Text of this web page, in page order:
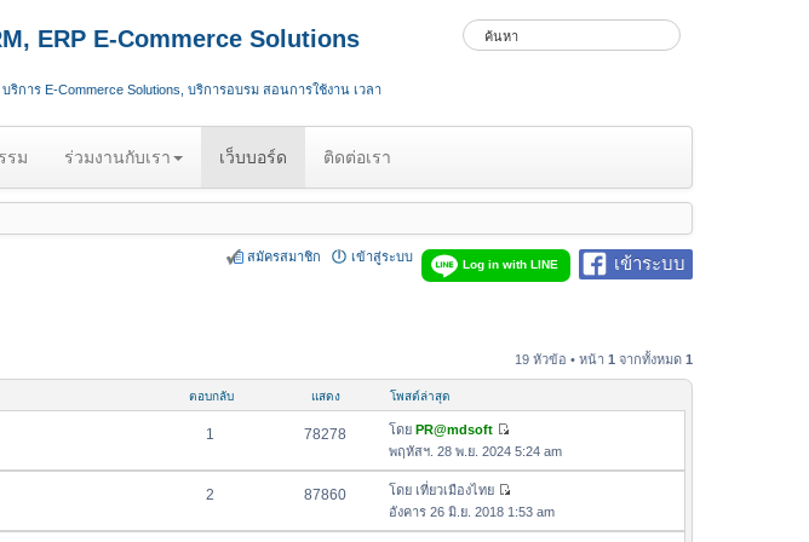
ERP E-Commerce Solutions
การ E-Commerce Solutions, บริการอบรม สอนการใช้งาน เวลา
รม ร่วมงานกับเรา เว็บบอร์ด ติดต่อเรา
เข้าระบบ
Log in with LINE
เข้าสู่ระบบ
สมัครสมาชิก
19 หัวข้อ • หน้า 1 จากทั้งหมด 1
ตอบกลับ แสดง โพสต์ล่าสุด
1 78278 โดย PR@mdsoft
ดู
ข้
ค
ว
พฤหัสฯ. 28 พ.ย. 2024 5:24 am
2 87860 โดย เที่ยวเมืองไทย
ดู
ข้
อังคาร 26 มิ.ย. 2018 1:53 am